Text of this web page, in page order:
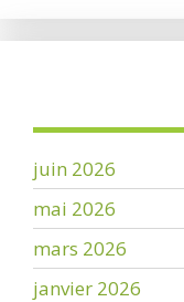
juin 2026
mai 2026
mars 2026
janvier 2026